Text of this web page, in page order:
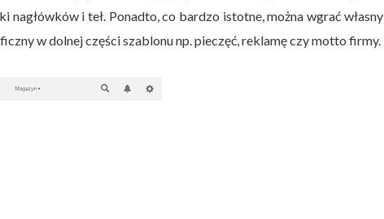
i teł. Ponadto, co bardzo istotne, można wgrać własny
w dolnej części szablonu np. pieczęć, reklamę czy motto firmy.